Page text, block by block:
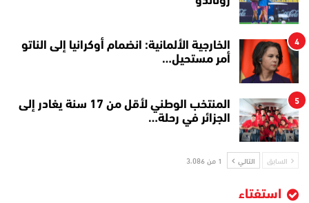
4
الخارجية الألمانية: انضمام أوكرانيا إلى الناتو
أمر مستحيل…
5
المنتخب الوطني لأقل من 17 سنة يغادر إلى
الجزائر في رحلة…
السابق التالي 1 من 3٬086
استفتاء